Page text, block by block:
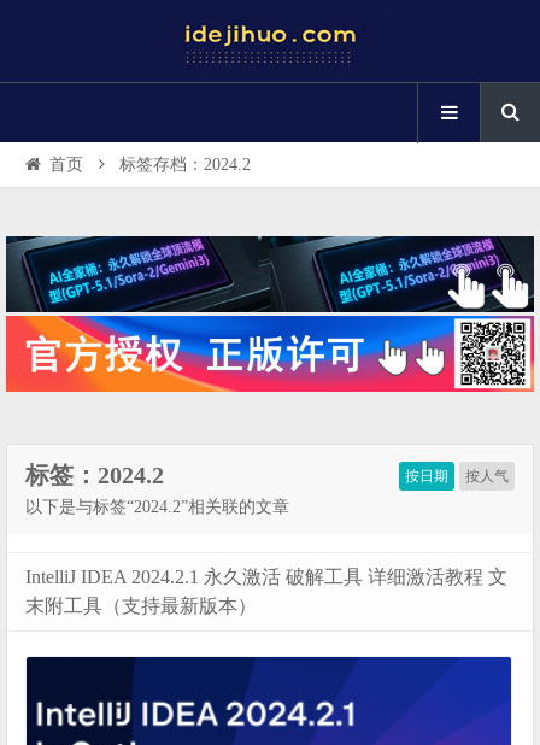
首页 标签存档：2024.2
按日期 按人气
标签：2024.2
以下是与标签“2024.2”相关联的文章
IntelliJ IDEA 2024.2.1 永久激活 破解工具 详细激活教程 文
末附工具（支持最新版本）